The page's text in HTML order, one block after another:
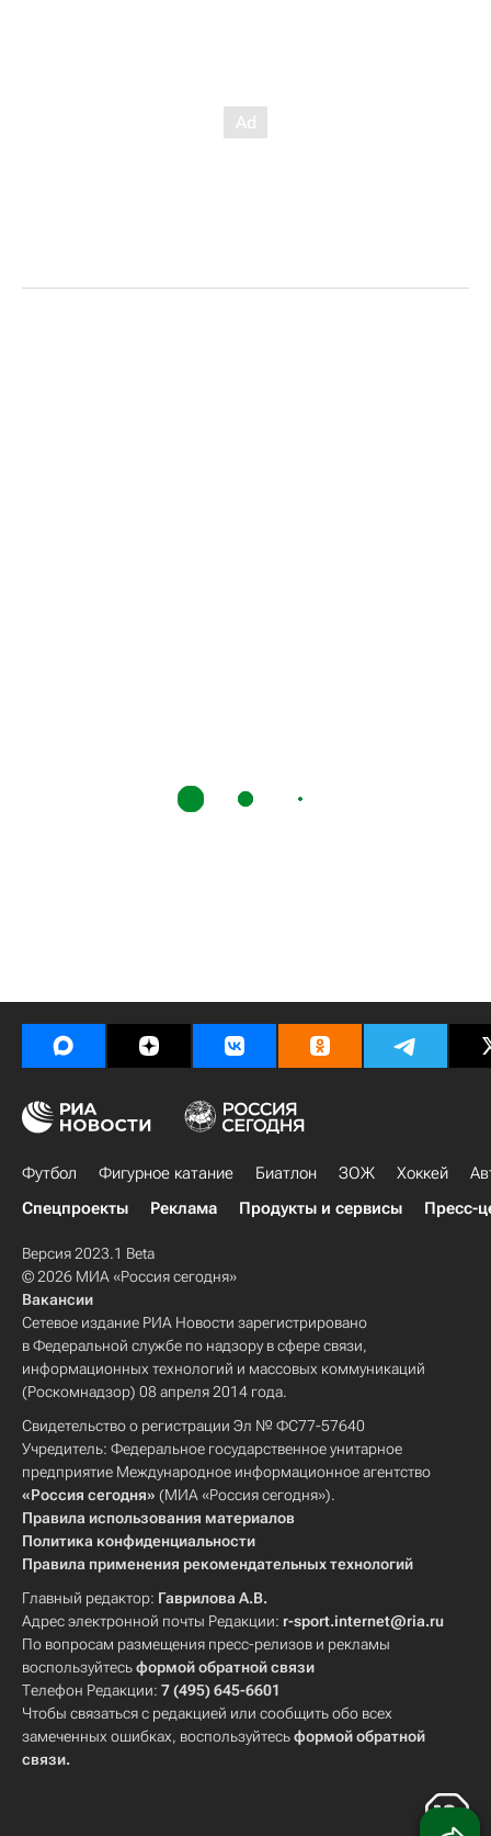
Футбол Фигурное катание Биатлон ЗОЖ Хоккей
Спецпроекты
Реклама Продукты и сервисы Пресс-
Версия 2023.1 Beta
© 2026 МИА «Россия сегодня»
Вакансии
Сетевое издание РИА Новости зарегистрировано
в Федеральной службе по надзору в сфере связи,
информационных технологий и массовых коммуникаций
(Роскомнадзор) 08 апреля 2014 года.
Свидетельство о регистрации Эл № ФС77-57640
Учредитель: Федеральное государственное унитарное
предприятие Международное информационное агентство
«Россия сегодня» (МИА «Россия сегодня»).
Правила использования материалов
Политика конфиденциальности
Правила применения рекомендательных технологий
Главный редактор: Гаврилова А.В.
Адрес электронной почты Редакции: r-sport.internet@ria.ru
По вопросам размещения пресс-релизов и рекламы
воспользуйтесьформой обратной связи
Телефон Редакции: 7 (495) 645-6601
Чтобы связаться с редакцией или сообщить обо всех
замеченных ошибках, воспользуйтесьформой обратной
связи.